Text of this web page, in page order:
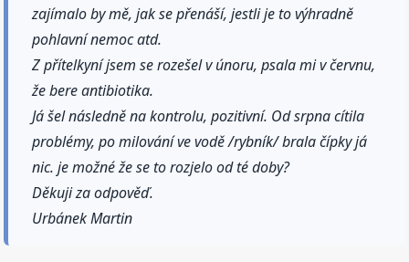
zajímalo by mě, jak se přenáší, jestli je to výhradně
pohlavní nemoc atd.
Z přítelkyní jsem se rozešel v únoru, psala mi v červnu,
že bere antibiotika.
Já šel následně na kontrolu, pozitivní. Od srpna cítila
problémy, po milování ve vodě /rybník/ brala čípky já
nic. je možné že se to rozjelo od té doby?
Děkuji za odpověď.
Urbánek Martin